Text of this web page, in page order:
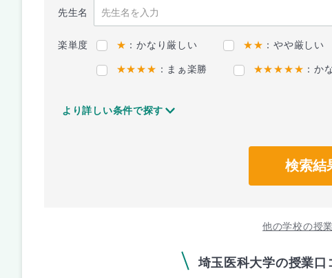
先生名
楽単度 ★ ：かなり厳しい ★★ ：やや厳しい
★★★★ ：まぁ楽勝 ★★★★★ ：か
より詳しい条件で探す
検索結
他の学校の授
埼玉医科大学の授業口